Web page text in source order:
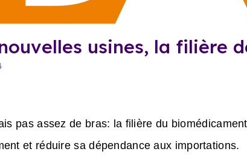
usines, la filière
pas assez de bras: la filière du
et réduire sa dépendance aux importations.